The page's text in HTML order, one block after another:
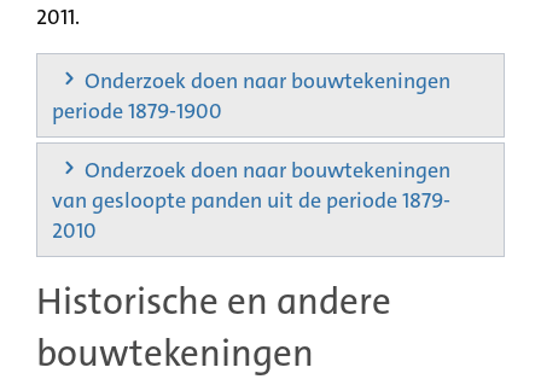
2011.
Onderzoek doen naar bouwtekeningen
periode 1879-1900
Onderzoek doen naar bouwtekeningen
van gesloopte panden uit de periode 1879-
2010
Historische en andere
bouwtekeningen